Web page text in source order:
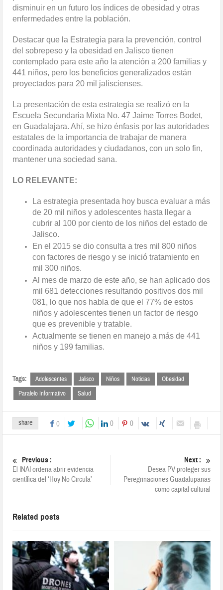
disminuir en un futuro los índices de obesidad y otras
enfermedades entre la población.
Destacar que la Estrategia para la prevención, control
del sobrepeso y la obesidad en Jalisco tienen
contemplado para este año la atención a 200 familias y
441 niños, pero los beneficios generalizados están
proyectados para 20 mil jaliscienses.
La presentación de esta estrategia se realizó en la
Escuela Secundaria Mixta No. 47 Jaime Torres Bodet,
en Guadalajara. Ahí, se hizo énfasis por las autoridades
estatales de la importancia de trabajar de manera
coordinada autoridades y ciudadanos, con un solo fin,
mantener una sociedad sana.
LO RELEVANTE:
La estrategia presentada hoy busca evaluar a más
de 20 mil niños y adolescentes hasta llegar a
cubrir al 100 por ciento de los niños del estado de
Jalisco.
En el 2015 se dio consulta a tres mil 800 niños
con factores de riesgo y se inició tratamiento en
mil 300 niños.
Al mes de marzo de este año, se han aplicado dos
mil 681 detecciones resultando positivos dos mil
081, lo que nos habla de que el 77% de estos
niños y adolescentes tienen un factor de riesgo
que es prevenible y tratable.
Actualmente se tienen en manejo a más de 441
niños y 199 familias.
Tags: Adolescentes Jalisco Niños Noticias
Obesidad
Paralelo Informativo
Salud
share 0 0 0
Previous :
El INAI ordena abrir evidencia
científica del ‘Hoy No Circula’
Next :
Desea PV proteger sus
Peregrinaciones Guadalupanas
como capital cultural
Related posts